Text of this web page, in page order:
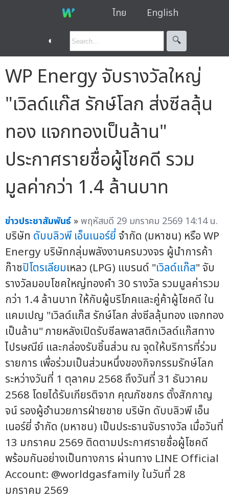
ไทย English
◐ 🔍︎
WP Energy จับรางวัลใหญ่
"เวิลด์แก๊ส รักษ์โลก ส่งซีลลุ้น
ทอง แจกทองเป็นล้าน"
ประกาศรายชื่อผู้โชคดี รวม
มูลค่ากว่า 1.4 ล้านบาท
ข่าวประชาสัมพันธ์ »พฤหัสบดี 29 มกราคม 2569 14:14 น.
บริษัท ดับบลิวพี เอ็นเนอร์ยี่จำกัด (มหาชน) หรือ WP
Energy บริษัทกลุ่มพลังงานครบวงจร ผู้นำการค้า
ก๊าซปิโตรเลียมเหลว (LPG) แบรนด์ "เวิลด์แก๊ส" จับ
รางวัลมอบโชคใหญ่ทองคำ 30 รางวัล รวมมูลค่ารวม
กว่า 1.4 ล้านบาท ให้กับผู้บริโภคและคู่ค้าผู้โชคดี ใน
แคมเปญ "เวิลด์แก๊ส รักษ์โลก ส่งซีลลุ้นทอง แจกทอง
เป็นล้าน" ภายหลังเปิดรับซีลพลาสติกเวิลด์แก๊สทาง
ไปรษณีย์ และกล่องรับชิ้นส่วน ณ จุดให้บริการที่ร่วม
รายการ เพื่อร่วมเป็นส่วนหนึ่งของกิจกรรมรักษ์โลก
ระหว่างวันที่ 1 ตุลาคม 2568 ถึงวันที่ 31 ธันวาคม
2568 โดยได้รับเกียรติจาก คุณภัชชกร ตั้งสักกาญ
จน์ รองผู้อำนวยการฝ่ายขาย บริษัท ดับบลิวพี เอ็น
เนอร์ยี่ จำกัด (มหาชน) เป็นประธานจับรางวัล เมื่อวันที่
13 มกราคม 2569 ติดตามประกาศรายชื่อผู้โชคดี
พร้อมกันอย่างเป็นทางการ ผ่านทาง LINE Official
Account: @worldgasfamily ในวันที่ 28
มกราคม 2569